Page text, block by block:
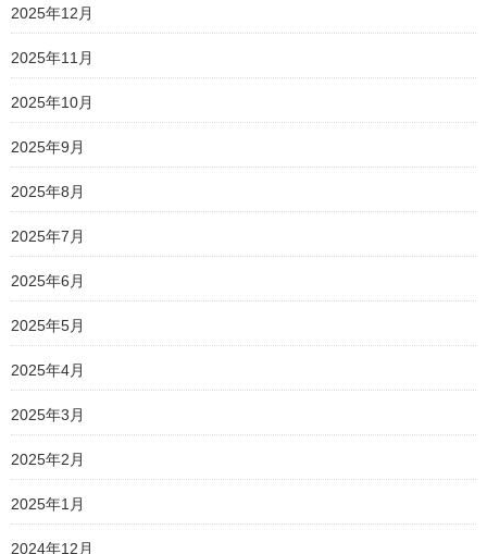
2025年12月
2025年11月
2025年10月
2025年9月
2025年8月
2025年7月
2025年6月
2025年5月
2025年4月
2025年3月
2025年2月
2025年1月
2024年12月